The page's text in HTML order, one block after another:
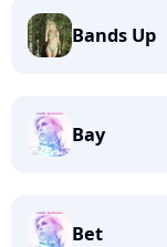
Bands Up
Bay
Bet